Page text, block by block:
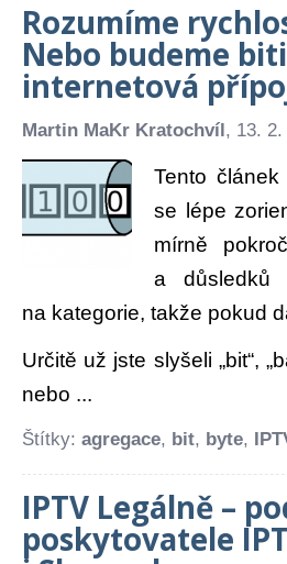
Rozumíme
Nebo budeme
internetová
Martin MaKr Kratochvíl, 13. 2.
Tento
se lépe
mírně
a důsledků
na kategorie, takže pokud
Určitě už jste slyšeli „bit“,
nebo ...
Štítky: agregace, bit, byte,
IPTV Legálně –
poskytovatele